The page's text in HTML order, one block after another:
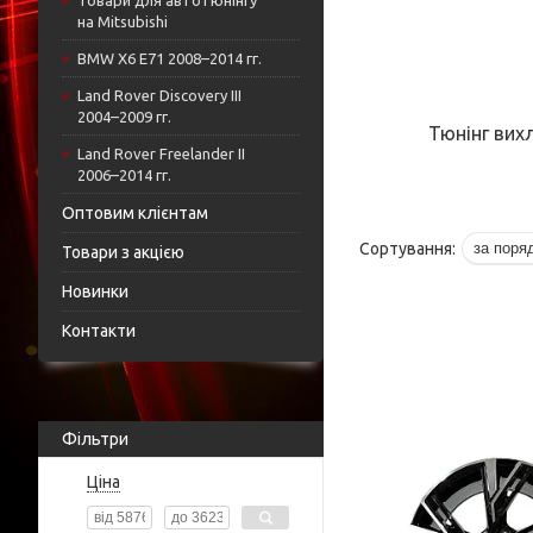
на Mitsubishi
BMW X6 E71 2008–2014 гг.
Land Rover Discovery III
2004–2009 гг.
Land Rover Freelander II
2006–2014 гг.
Оптовим клієнтам
Товари з акцією
Новинки
Контакти
Фільтри
Ціна
Тюнінг